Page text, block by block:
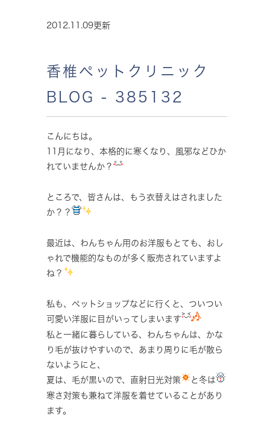
2012.11.09更新
香椎ペットクリニック
BLOG - 385132
こんにちは。
11月になり、本格的に寒くなり、風邪などひか
れていませんか？
ところで、皆さんは、もう衣替えはされました
か？？
最近は、わんちゃん用のお洋服もとても、おし
ゃれで機能的なものが多く販売されていますよ
ね？
私も、ペットショップなどに行くと、ついつい
可愛い洋服に目がいってしまいます
私と一緒に暮らしている、わんちゃんは、かな
り毛が抜けやすいので、あまり周りに毛が散ら
ないようにと、
夏は、毛が黒いので、直射日光対策
と冬は
寒さ対策も兼ねて洋服を着せていることがあり
ます。